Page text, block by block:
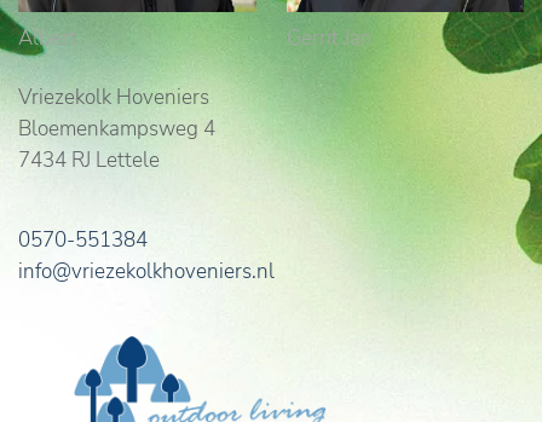
Albert Gerrit Jan
Vriezekolk Hoveniers
Bloemenkampsweg 4
7434 RJ Lettele
0570-551384
info@vriezekolkhoveniers.nl